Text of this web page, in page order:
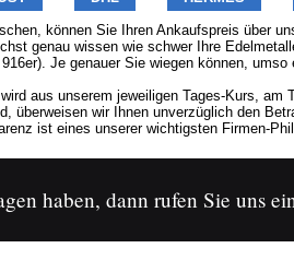
können Sie Ihren Ankaufspreis über
genau wissen wie schwer Ihre
Je genauer Sie wiegen können,
aus unserem jeweiligen Tages-Kurs,
überweisen wir Ihnen unverzüglich den
ist eines unserer wichtigsten Firmen-
haben, dann rufen Sie uns